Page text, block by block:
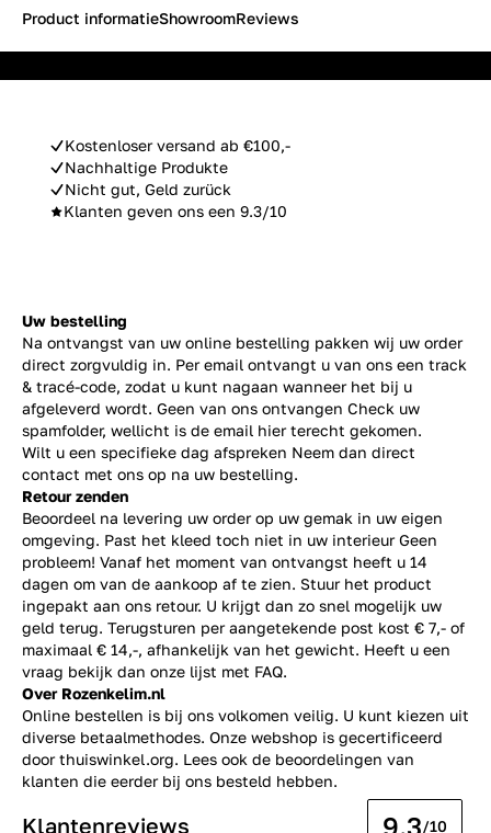
Kostenloser versand ab €100,-
Nachhaltige Produkte
Nicht gut, Geld zurück
Klanten geven ons een 9.3/10
Product informatieShowroomReviews
Uw bestelling
Na ontvangst van uw online bestelling pakken wij uw order
direct zorgvuldig in. Per email ontvangt u van ons een track
& tracé-code, zodat u kunt nagaan wanneer het bij u
afgeleverd wordt. Geen van ons ontvangen Check uw
spamfolder, wellicht is de email hier terecht gekomen.
Wilt u een specifieke dag afspreken Neem dan direct
contact met ons op na uw bestelling.
Retour zenden
Beoordeel na levering uw order op uw gemak in uw eigen
omgeving. Past het kleed toch niet in uw interieur Geen
probleem! Vanaf het moment van ontvangst heeft u 14
dagen om van de aankoop af te zien. Stuur het product
ingepakt aan ons retour. U krijgt dan zo snel mogelijk uw
geld terug. Terugsturen per aangetekende post kost € 7,- of
maximaal € 14,-, afhankelijk van het gewicht. Heeft u een
vraag bekijk dan onze lijst met FAQ.
Over Rozenkelim.nl
Online bestellen is bij ons volkomen veilig. U kunt kiezen uit
diverse betaalmethodes. Onze webshop is gecertificeerd
door thuiswinkel.org. Lees ook de beoordelingen van
klanten die eerder bij ons besteld hebben.
Klantenreviews 9.3/10